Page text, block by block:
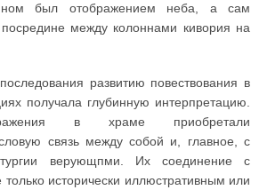
был отображением неба, а сам
между колоннами кивория на
развитию повествования в
получала глубинную интерпретацию.
в храме приобретали
связь между собой и, главное, с
верующпми. Их соединение с
исторически иллюстративным или